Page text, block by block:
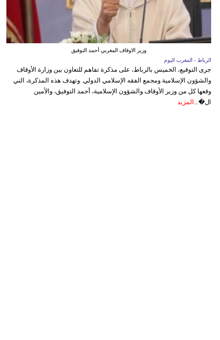
وزير الاوقاف المغربي أحمد التوفيق
الرباط - المغرب اليوم
جرى التوقيع، الخميس بالرباط، على مذكرة تفاهم للتعاون بين وزارة الأوقاف
والشؤون الإسلامية ومجمع الفقه الإسلامي الدولي. وتهدف هذه المذكرة، التي
وقعها كل من وزير الأوقاف والشؤون الإسلامية، أحمد التوفيق، والأمين
ال�... المزيد